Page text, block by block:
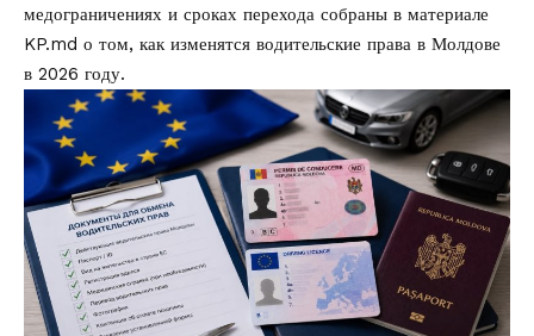
медограничениях и сроках перехода собраны в материале
KP.md о том, как изменятся водительские права в Молдове
в 2026 году.